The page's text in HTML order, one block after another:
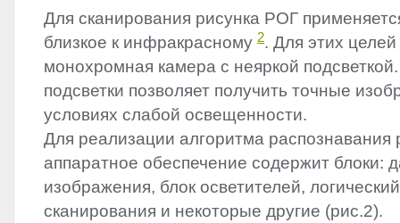
Для сканирования рисунка РОГ
близкое к инфракрасному 2. Для этих целей
монохромная камера с неяркой
подсветки позволяет получить точные
условиях слабой освещенности.
Для реализации алгоритма распознавания
аппаратное обеспечение содержит блоки:
изображения, блок осветителей,
сканирования и некоторые другие (рис.2).